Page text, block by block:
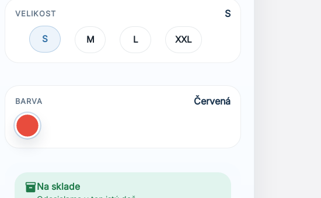
VELIKOST S
S M L XXL
BARVA Červená
Červená
inventory_2 Na sklade